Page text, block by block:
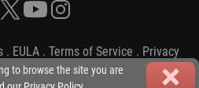
. EULA . Terms of Service . Privacy
iGP Games Ltd.
to browse the site you are